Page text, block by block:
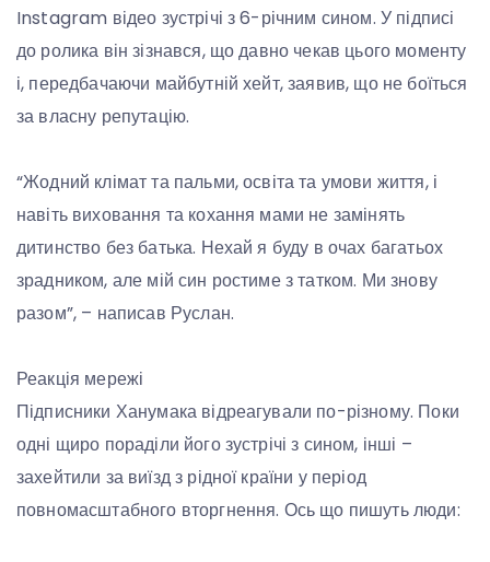
Instagram відео зустрічі з 6-річним сином. У підписі
до ролика він зізнався, що давно чекав цього моменту
і, передбачаючи майбутній хейт, заявив, що не боїться
за власну репутацію.
“Жодний клімат та пальми, освіта та умови життя, і
навіть виховання та кохання мами не замінять
дитинство без батька. Нехай я буду в очах багатьох
зрадником, але мій син ростиме з татком. Ми знову
разом”, – написав Руслан.
Реакція мережі
Підписники Ханумака відреагували по-різному. Поки
одні щиро пораділи його зустрічі з сином, інші –
захейтили за виїзд з рідної країни у період
повномасштабного вторгнення. Ось що пишуть люди: